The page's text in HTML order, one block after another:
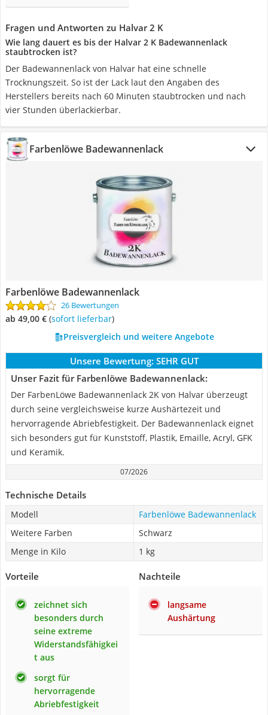
Fragen und Antworten zu Halvar 2 K
Wie lang dauert es bis der Halvar 2 K Badewannenlack
staubtrocken ist?
Der Badewannenlack von Halvar hat eine schnelle
Trocknungszeit. So ist der Lack laut den Angaben des
Herstellers bereits nach 60 Minuten staubtrocken und nach
vier Stunden überlackierbar.
Farbenlöwe Badewannenlack
Farbenlöwe Badewannenlack
26 Bewertungen
ab 49,00 € ( Sofort lieferbar)
Preisvergleich und weitere Angebote
Unsere Bewertung: SEHR GUT
Unser Fazit für Farbenlöwe Badewannenlack:
Der FarbenLöwe Badewannenlack 2K von Halvar überzeugt
durch seine vergleichsweise kurze Aushärtezeit und
hervorragende Abriebfestigkeit. Der Badewannenlack eignet
sich besonders gut für Kunststoff, Plastik, Emaille, Acryl, GFK
und Keramik.
07/2026
Technische Details
Modell
Farbenlöwe Badewannenlack
Weitere Farben
Schwarz
Menge in Kilo
1 kg
Vorteile
zeichnet sich
besonders durch
seine extreme
Widerstandsfähigkei
t aus
sorgt für
hervorragende
Abriebfestigkeit
Nachteile
langsame
Aushärtung